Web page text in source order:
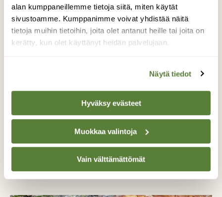
alan kumppaneillemme tietoja siitä, miten käytät
sivustoamme. Kumppanimme voivat yhdistää näitä
tietoja muihin tietoihin, joita olet antanut heille tai joita on
kerätty, kun olet käyttänyt heidän palvelujaan.
Näytä tiedot
Hyväksy evästeet
Muokkaa valintoja
Vain välttämättömät
BLOGI: SULKAVAN HAVAINTOVIHKO
Maakotka palaa takaisin